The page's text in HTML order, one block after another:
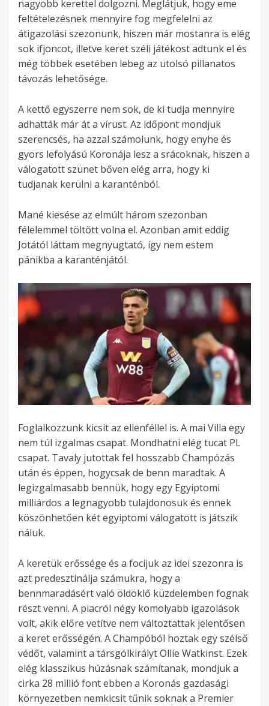
nagyobb kerettel dolgozni. Meglátjuk, hogy eme
feltételezésnek mennyire fog megfelelni az
átigazolási szezonunk, hiszen már mostanra is elég
sok ifjoncot, illetve keret széli játékost adtunk el és
még többek esetében lebeg az utolsó pillanatos
távozás lehetősége.
A kettő egyszerre nem sok, de ki tudja mennyire
adhatták már át a vírust. Az időpont mondjuk
szerencsés, ha azzal számolunk, hogy enyhe és
gyors lefolyású Koronája lesz a srácoknak, hiszen a
válogatott szünet bőven elég arra, hogy ki
tudjanak kerülni a karanténból.
Mané kiesése az elmúlt három szezonban
félelemmel töltött volna el. Azonban amit eddig
Jotától láttam megnyugtató, így nem estem
pánikba a karanténjától.
Foglalkozzunk kicsit az ellenféllel is. A mai Villa egy
nem túl izgalmas csapat. Mondhatni elég tucat PL
csapat. Tavaly jutottak fel hosszabb Champózás
után és éppen, hogycsak de benn maradtak. A
legizgalmasabb bennük, hogy egy Egyiptomi
milliárdos a legnagyobb tulajdonosuk és ennek
köszönhetően két egyiptomi válogatott is játszik
náluk.
A keretük erőssége és a focijuk az idei szezonra is
azt predesztinálja számukra, hogy a
bennmaradásért való öldöklő küzdelemben fognak
részt venni. A piacról négy komolyabb igazolások
volt, akik előre vetítve nem változtattak jelentősen
a keret erősségén. A Champóból hoztak egy szélső
védőt, valamint a társgólkirályt Ollie Watkinst. Ezek
elég klasszikus húzásnak számítanak, mondjuk a
cirka 28 millió font ebben a Koronás gazdasági
környezetben nemkicsit tűnik soknak a Premier